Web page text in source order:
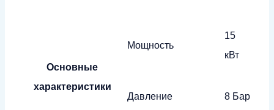
Основные
характеристики
Мощность
15
кВт
Давление 8 Бар